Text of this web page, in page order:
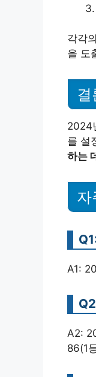
각각
을 도
결
2024
를 설
하는
자
A1:
A2:
86(1